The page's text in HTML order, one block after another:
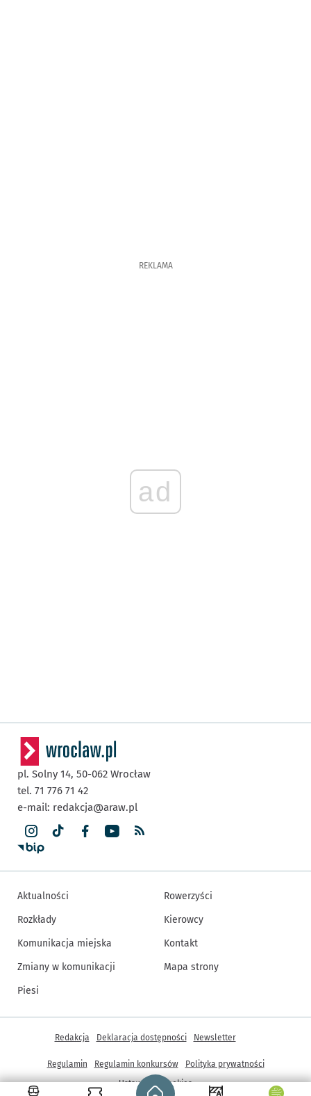
REKLAMA
ad
Strona główna - wroclaw.pl
pl. Solny 14, 50-062 Wrocław
tel. 71 776 71 42
e-mail: redakcja@araw.pl
Aktualności
Rozkłady
Komunikacja miejska
Zmiany w komunikacji
Piesi
Rowerzyści
Kierowcy
Kontakt
Mapa strony
Inne informacje
Redakcja Deklaracja dostępności Newsletter
Regulamin Regulamin konkursów
Polityka prywatności
Ustawienia cookies